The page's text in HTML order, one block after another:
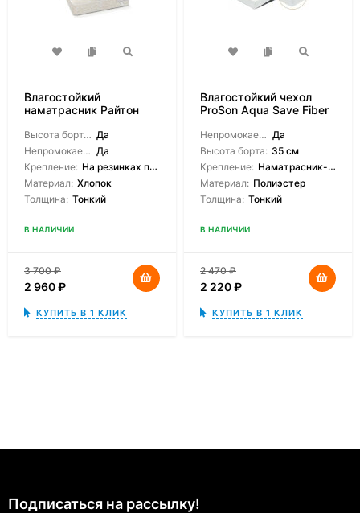
Влагостойкий
наматрасник Райтон
Высота борта на выбор: Да
Непромокаемый: Да
Крепление: На резинках по углам
Материал: Хлопок
Толщина: Тонкий
В НАЛИЧИИ
3 700₽
2 960₽
КУПИТЬ В 1 КЛИК
Влагостойкий чехол
ProSon Aqua Save Fiber
Непромокаемый: Да
Высота борта: 35 см
Крепление: Наматрасник-чехол
Материал: Полиэстер
Толщина: Тонкий
В НАЛИЧИИ
2 470₽
2 220₽
КУПИТЬ В 1 КЛИК
Подписаться на рассылкy!